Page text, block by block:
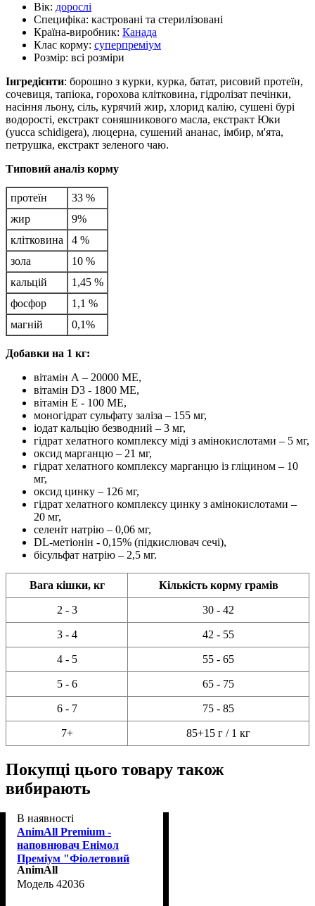
Вік: дорослі
Специфіка: кастровані та стерилізовані
Країна-виробник: Канада
Клас корму: суперпреміум
Розмір: всі розміри
Інгредієнти: борошно з курки, курка, батат, рисовий протеїн,
сочевиця, тапіока, горохова клітковина, гідролізат печінки,
насіння льону, сіль, курячий жир, хлорид калію, сушені бурі
водорості, екстракт соняшникового масла, екстракт Юки
(yucca schidigera), люцерна, сушений ананас, імбир, м'ята,
петрушка, екстракт зеленого чаю.
Типовий аналіз корму
протеїн
33 %
жир
9%
клітковина
4 %
зола
10 %
кальцій
1,45 %
фосфор
1,1 %
магній
0,1%
Добавки на 1 кг:
вітамін А – 20000 МЕ,
вітамін D3 - 1800 МЕ,
вітамін Е - 100 МЕ,
моногідрат сульфату заліза – 155 мг,
іодат кальцію безводний – 3 мг,
гідрат хелатного комплексу міді з амінокислотами – 5 мг,
оксид марганцю – 21 мг,
гідрат хелатного комплексу марганцю із гліцином – 10
мг,
оксид цинку – 126 мг,
гідрат хелатного комплексу цинку з амінокислотами –
20 мг,
селеніт натрію – 0,06 мг,
DL-метіонін - 0,15% (підкислювач сечі),
бісульфат натрію – 2,5 мг.
Вага кішки, кг Кількість корму грамів
2 - 3 30 - 42
3 - 4 42 - 55
4 - 5 55 - 65
5 - 6 65 - 75
6 - 7 75 - 85
7+ 85+15 г / 1 кг
Покупці цього товару також
вибирають
В наявності
AnimAll Premium -
наповнювач Енімол
Преміум "Фіолетовий
аметист" силікагелевий 5
л (42036)
AnimAll
42036